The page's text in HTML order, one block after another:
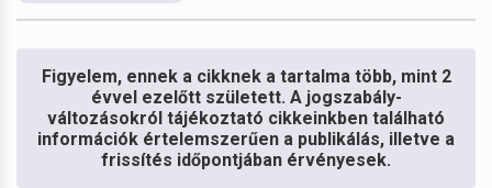
Figyelem, ennek a cikknek a tartalma több, mint 2
évvel ezelőtt született. A jogszabály-
változásokról tájékoztató cikkeinkben található
információk értelemszerűen a publikálás, illetve a
frissítés időpontjában érvényesek.